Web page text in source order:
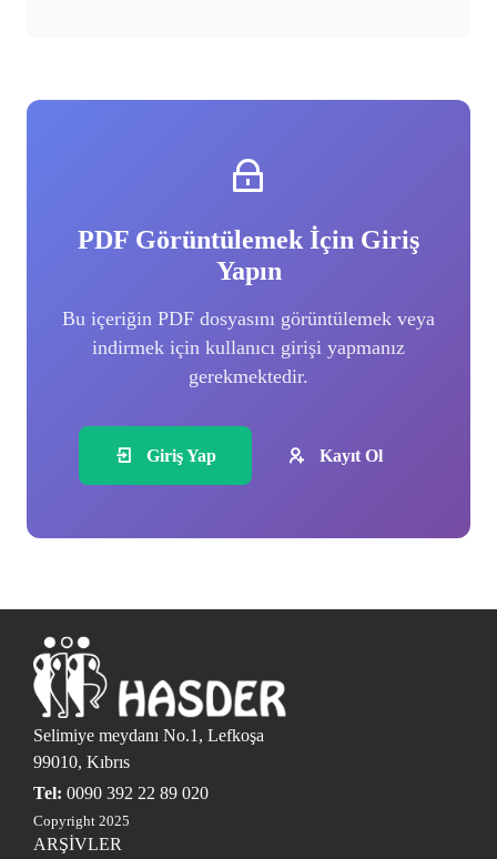
PDF Görüntülemek İçin Giriş
Yapın
Bu içeriğin PDF dosyasını görüntülemek veya
indirmek için kullanıcı girişi yapmanız
gerekmektedir.
Giriş Yap Kayıt Ol
Selimiye meydanı No.1, Lefkoşa
99010, Kıbrıs
Tel: 0090 392 22 89 020
Copyright 2025
ARŞİVLER